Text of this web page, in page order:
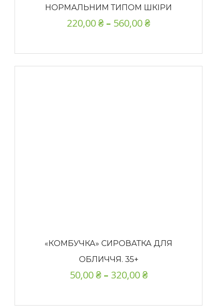
НОРМАЛЬНИМ ТИПОМ ШКІРИ
220,00₴ – 560,00₴
«КОМБУЧКА» СИРОВАТКА ДЛЯ
ОБЛИЧЧЯ. 35+
50,00₴– 320,00₴